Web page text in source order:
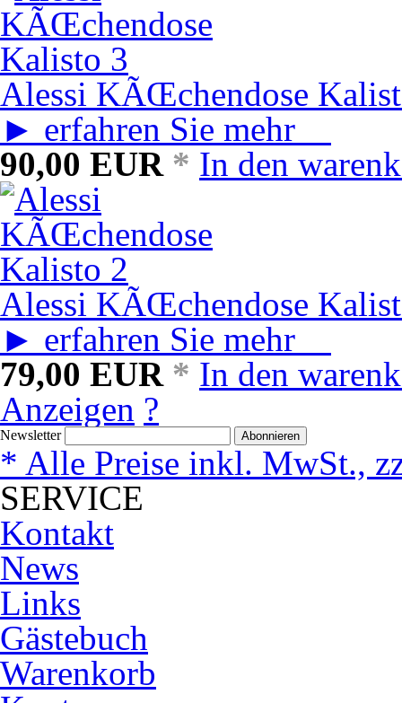
Alessi KÃŒchendose
► erfahren Sie mehr
90,00 EUR * In den
Alessi KÃŒchendose
► erfahren Sie mehr
79,00 EUR * In den
Anzeigen ?
Newsletter Abonnieren
* Alle Preise inkl. MwSt.,
SERVICE
Kontakt
News
Links
Gästebuch
Warenkorb